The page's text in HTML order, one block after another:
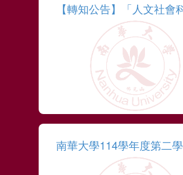
More